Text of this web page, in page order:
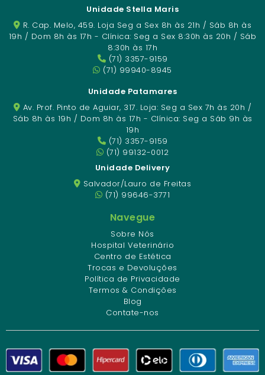
Unidade Stella Maris
R. Cap. Melo, 459. Loja Seg a Sex 8h às 21h / Sáb 8h às
19h / Dom 8h às 17h - Clínica: Seg a Sex 8:30h às 20h / Sáb
8:30h às 17h
(71) 3357-9159
(71) 99940-8945
Unidade Patamares
Av. Prof. Pinto de Aguiar, 317. Loja: Seg a Sex 7h às 20h /
Sáb 8h às 19h / Dom 8h às 17h - Clínica: Seg a Sáb 9h às
19h
(71) 3357-9159
(71) 99132-0012
Unidade Delivery
Salvador/Lauro de Freitas
(71) 99646-3771
Navegue
Sobre Nós
Hospital Veterinário
Centro de Estética
Trocas e Devoluções
Política de Privacidade
Termos & Condições
Blog
Contate-nos